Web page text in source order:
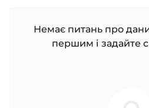
Немає питань про
першим і задайте